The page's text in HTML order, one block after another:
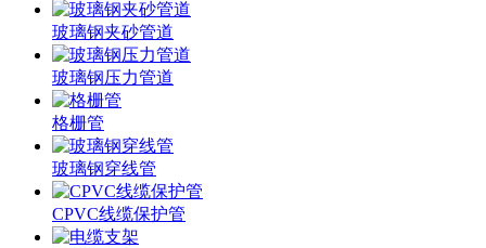
玻璃钢夹砂管道
玻璃钢压力管道
格栅管
玻璃钢穿线管
CPVC线缆保护管